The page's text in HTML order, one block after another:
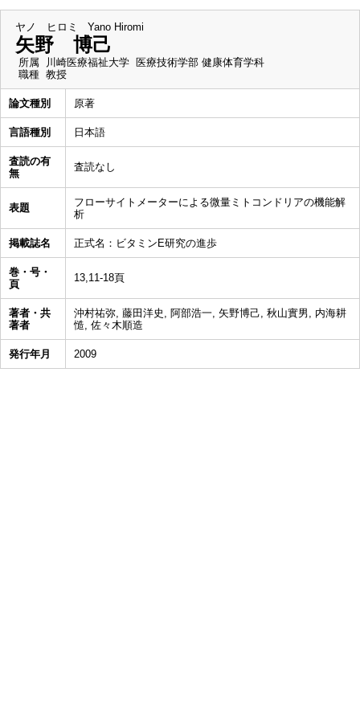
ヤノ ヒロミ Yano Hiromi
矢野 博己
所属
川崎医療福祉大学 医療技術学部 健康体育学科
職種 教授
論文種別 原著
言語種別 日本語
査読の有
無
査読なし
表題
フローサイトメーターによる微量ミトコンドリアの機能解
析
掲載誌名 正式名：ビタミンE研究の進歩
巻・号・
頁
13,11-18頁
著者・共
著者
沖村祐弥, 藤田洋史, 阿部浩一, 矢野博己, 秋山實男, 内海耕
慥, 佐々木順造
発行年月 2009